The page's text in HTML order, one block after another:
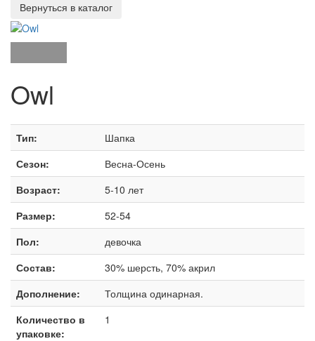
Owl
Тип:
Шапка
Сезон:
Весна-Осень
Возраст:
5-10 лет
Размер:
52-54
Пол:
девочка
Состав:
30% шерсть, 70% акрил
Дополнение:
Толщина одинарная.
Количество в
упаковке:
1